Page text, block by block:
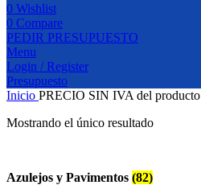
0 Wishlist
0 Compare
PEDIR PRESUPUESTO
Menu
Login / Register
Presupuesto
Inicio PRECIO SIN IVA del producto
Mostrando el único resultado
Azulejos y Pavimentos (82)